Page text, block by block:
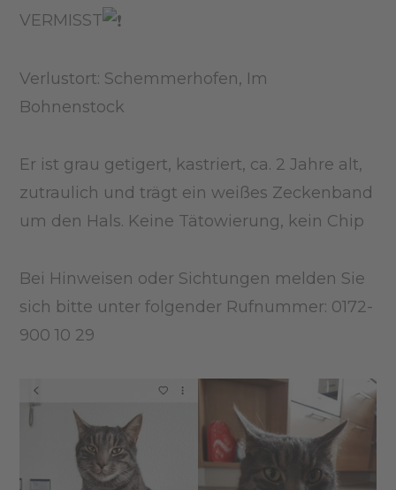
VERMISST
Verlustort: Schemmerhofen, Im
Bohnenstock
Er ist grau getigert, kastriert, ca. 2 Jahre alt,
zutraulich und trägt ein weißes Zeckenband
um den Hals. Keine Tätowierung, kein Chip
Bei Hinweisen oder Sichtungen melden Sie
sich bitte unter folgender Rufnummer: 0172-
900 10 29